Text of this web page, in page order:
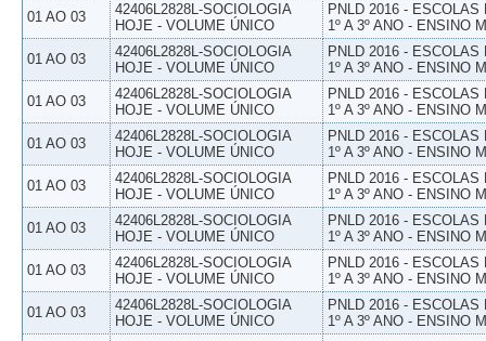
01 AO 03
42406L2828L-SOCIOLOGIA
HOJE - VOLUME ÚNICO
PNLD 2016 -
1º A 3º ANO - ENSINO
01 AO 03
42406L2828L-SOCIOLOGIA
HOJE - VOLUME ÚNICO
PNLD 2016 -
1º A 3º ANO - ENSINO
01 AO 03
42406L2828L-SOCIOLOGIA
HOJE - VOLUME ÚNICO
PNLD 2016 -
1º A 3º ANO - ENSINO
01 AO 03
42406L2828L-SOCIOLOGIA
HOJE - VOLUME ÚNICO
PNLD 2016 -
1º A 3º ANO - ENSINO
01 AO 03
42406L2828L-SOCIOLOGIA
HOJE - VOLUME ÚNICO
PNLD 2016 -
1º A 3º ANO - ENSINO
01 AO 03
42406L2828L-SOCIOLOGIA
HOJE - VOLUME ÚNICO
PNLD 2016 -
1º A 3º ANO - ENSINO
01 AO 03
42406L2828L-SOCIOLOGIA
HOJE - VOLUME ÚNICO
PNLD 2016 -
1º A 3º ANO - ENSINO
01 AO 03
42406L2828L-SOCIOLOGIA
HOJE - VOLUME ÚNICO
PNLD 2016 -
1º A 3º ANO - ENSINO